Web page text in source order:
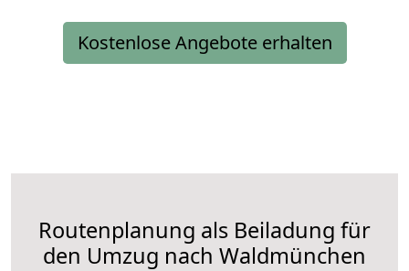
Kostenlose Angebote erhalten
Routenplanung als Beiladung für
den Umzug nach Waldmünchen